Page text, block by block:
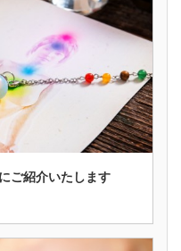
ご紹介いたします